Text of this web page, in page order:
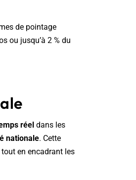
de pointage
ou jusqu’à 2 % du
réel dans les
nationale. Cette
en encadrant les